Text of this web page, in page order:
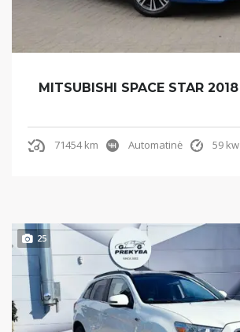
MITSUBISHI SPACE STAR 2018
71454 km Automatinė 59 kw
25